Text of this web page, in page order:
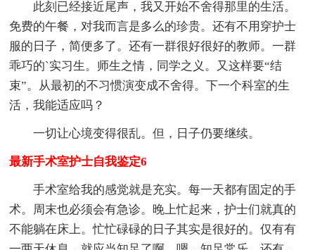
此刻已经接近尾声，我又开始不舍得那里的生活。
免费的午餐，对我而言是多么的珍贵。还有不用穿护士
服的日子，简便多了。还有一群很好很好的教师。一群
乖巧的`实习生。师生之情，同学之义。又这样要“结
束”。从最初的不习惯演变成不舍得。下一个科室的生
活，我能适应吗？
一切让心境变得很乱。但，日子仍要继续。
最新手术室护士自我鉴定6
手术室给我的感觉就是充实。每一天都有固定的手
术。周末也必须会有急诊。晚上忙起来，护士们就真的
不能躺在床上。忙忙碌碌的日子其实是很好的。仅有有